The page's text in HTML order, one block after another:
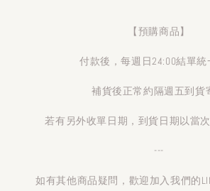
【預購商品】
付款後，每週日24:00結單統
補貨後正常約隔週五到貨
若有另外收單日期，到貨日期以當
---
如有其他商品疑問，歡迎加入我們的